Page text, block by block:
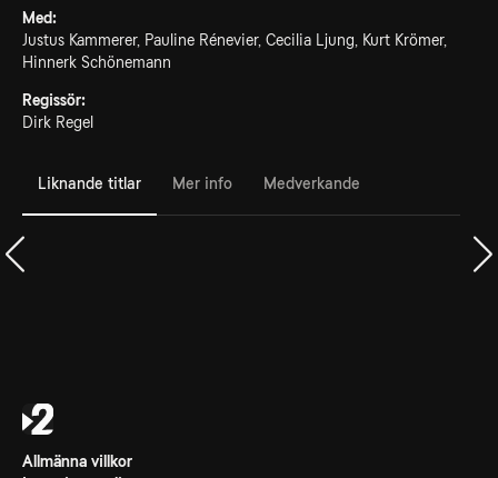
Med:
Justus Kammerer, Pauline Rénevier, Cecilia Ljung, Kurt Krömer,
Hinnerk Schönemann
Regissör:
Dirk Regel
Liknande titlar Mer info Medverkande
Allmänna villkor